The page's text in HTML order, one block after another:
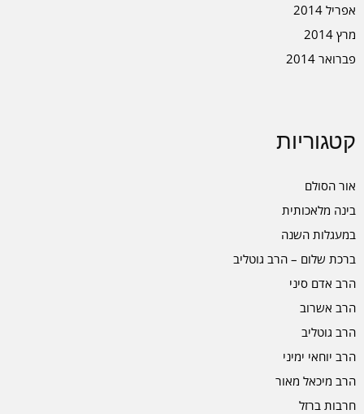
אפריל 2014
מרץ 2014
פברואר 2014
קטגוריות
אור הסולם
בינה מלאכותית
במעגלות השנה
ברכת שלום – הרב גוטליב
הרב אדם סיני
הרב אשרוב
הרב גוטליב
הרב יוחאי ימיני
הרב מיכאל מאור
חרבות ברזל